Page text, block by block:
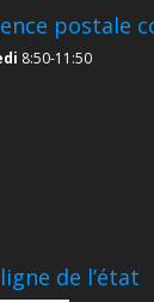
postale
8:50-11:50
de l’état